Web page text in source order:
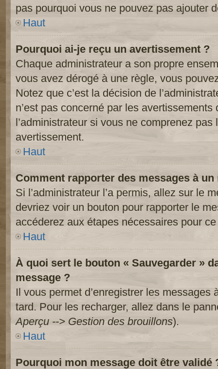
pas pourquoi vous ne pouvez pas ajouter
Haut
Pourquoi ai-je reçu un avertissement ?
Chaque administrateur a son propre
vous avez dérogé à une règle, vous
Notez que c’est la décision de
n’est pas concerné par les avertissements
l’administrateur si vous ne comprenez
avertissement.
Haut
Comment rapporter des messages à
Si l’administrateur l’a permis, allez sur le
devriez voir un bouton pour rapporter le
accéderez aux étapes nécessaires pour
Haut
À quoi sert le bouton « Sauvegarder »
message ?
Il vous permet d’enregistrer les messages
tard. Pour les recharger, allez dans le
Aperçu --> Gestion des brouillons).
Haut
Pourquoi mon message doit être validé